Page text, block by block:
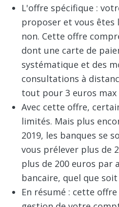
L'offre spécifique :
proposer et vous êtes
non. Cette offre
dont une carte de
systématique et des
consultations à
tout pour 3 euros max
Avec cette offre,
limités. Mais plus
2019, les banques se
vous prélever plus de
plus de 200 euros par
bancaire, quel que
En résumé : cette